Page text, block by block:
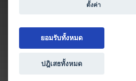
ตั้งค่า
ยอมรับทั้งหมด
ปฎิเสธทั้งหมด